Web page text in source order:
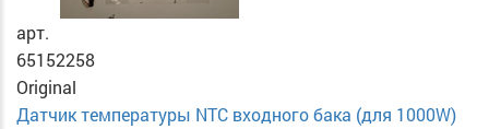
арт.
65152258
Original
Датчик температуры NTC входного бака (для 1000W)